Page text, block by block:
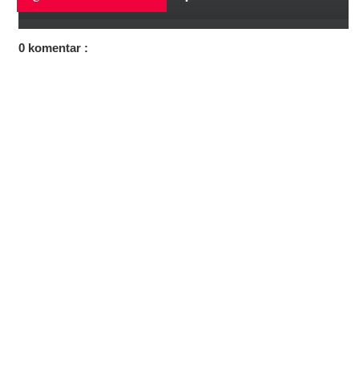
0 komentar :